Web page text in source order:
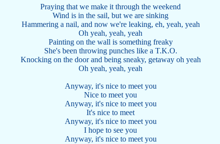
Praying that we make it through the weekend
Wind is in the sail, but we are sinking
Hammering a nail, and now we're leaking, eh, yeah, yeah
Oh yeah, yeah, yeah
Painting on the wall is something freaky
She's been throwing punches like a T.K.O.
Knocking on the door and being sneaky, getaway oh yeah
Oh yeah, yeah, yeah
Anyway, it's nice to meet you
Nice to meet you
Anyway, it's nice to meet you
It's nice to meet
Anyway, it's nice to meet you
I hope to see you
Anyway, it's nice to meet you